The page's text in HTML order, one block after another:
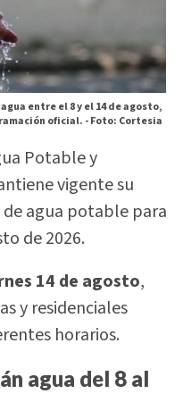
entre el 8 y el 14 de agosto,
oficial. -Foto: Cortesia
Potable y
vigente su
agua potable para
de 2026.
14 de agosto,
y residenciales
horarios.
agua del 8 al